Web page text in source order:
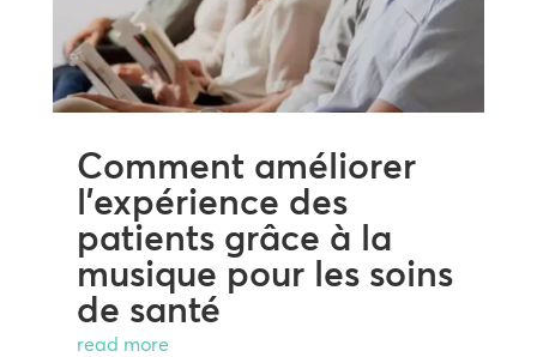
Comment améliorer
l’expérience des
patients grâce à la
musique pour les soins
de santé
read more